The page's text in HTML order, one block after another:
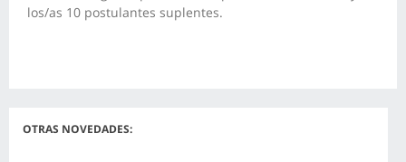
los/as 10 postulantes suplentes.
OTRAS NOVEDADES: